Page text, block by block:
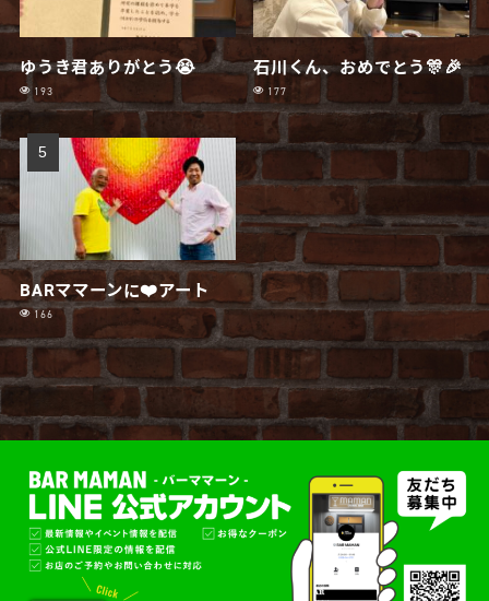
ゆうき君ありがとう😭
193
石川くん、おめでとう🎊🎉
177
BARママーンに❤️アート
166